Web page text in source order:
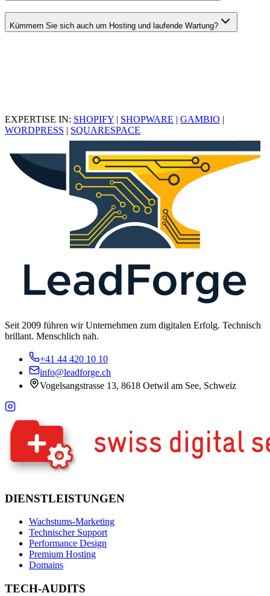
Kümmern Sie sich auch um Hosting und laufende Wartung?
EXPERTISE IN: SHOPIFY | SHOPWARE | GAMBIO |
WORDPRESS | SQUARESPACE
Seit 2009 führen wir Unternehmen zum digitalen Erfolg. Technisch
brillant. Menschlich nah.
+41 44 420 10 10
info@leadforge.ch
Vogelsangstrasse 13, 8618 Oetwil am See, Schweiz
DIENSTLEISTUNGEN
Wachstums-Marketing
Technischer Support
Performance Design
Premium Hosting
Domains
TECH-AUDITS